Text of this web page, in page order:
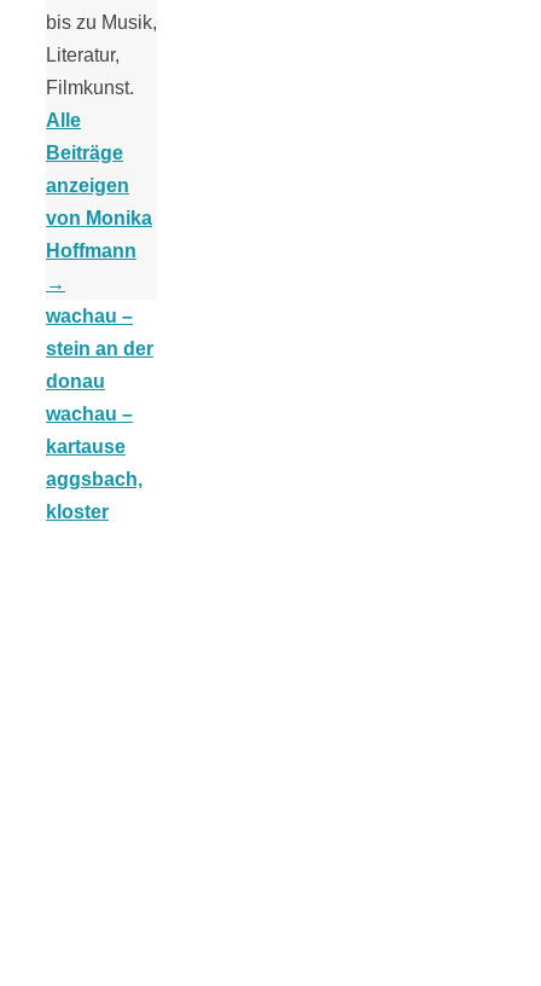
bis zu Musik,
Literatur,
Filmkunst.
Alle
Beiträge
anzeigen
von Monika
Hoffmann
→
wachau –
stein an der
donau
wachau –
kartause
aggsbach,
kloster